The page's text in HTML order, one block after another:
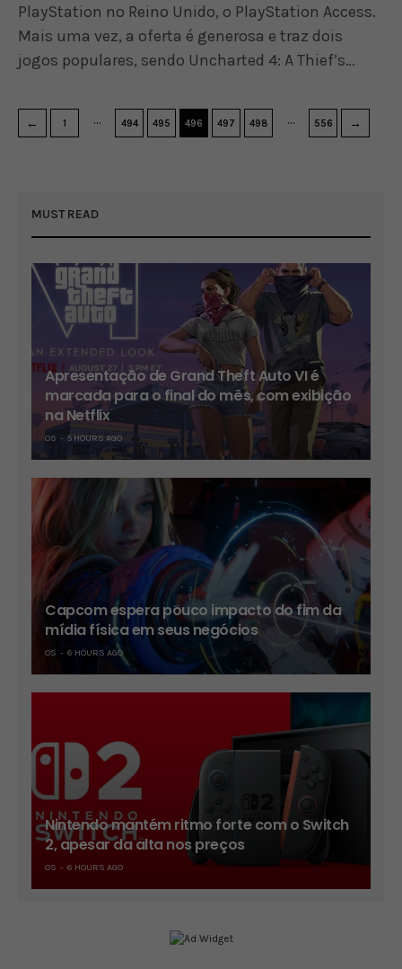
PlayStation no Reino Unido, o PlayStation Access.
Mais uma vez, a oferta é generosa e traz dois
jogos populares, sendo Uncharted 4: A Thief’s…
← 1 … 494 495 496 497 498 … 556 →
MUST READ
Apresentação de Grand Theft Auto VI é
marcada para o final do mês, com exibição
na Netflix
OS 5 HOURS AGO
Capcom espera pouco impacto do fim da
mídia física em seus negócios
OS 6 HOURS AGO
Nintendo mantém ritmo forte com o Switch
2, apesar da alta nos preços
OS 6 HOURS AGO